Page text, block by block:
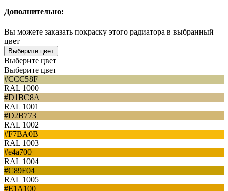
Дополнительно:
Вы можете заказать покраску этого радиатора в выбранный
цвет
Выберите цвет
Выберите цвет
Выберите цвет
#CCC58F
RAL 1000
#D1BC8A
RAL 1001
#D2B773
RAL 1002
#F7BA0B
RAL 1003
#e4a700
RAL 1004
#C89F04
RAL 1005
#E1A100